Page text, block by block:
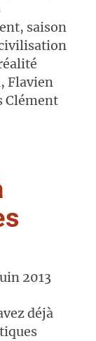
saison
Flavien
Clément
2013
déjà